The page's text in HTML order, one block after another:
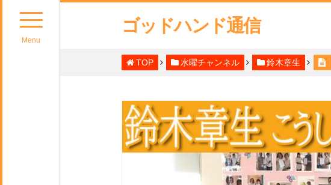
Menu
ゴッドハンド通信
TOP 水曜チャンネル 鈴木章生